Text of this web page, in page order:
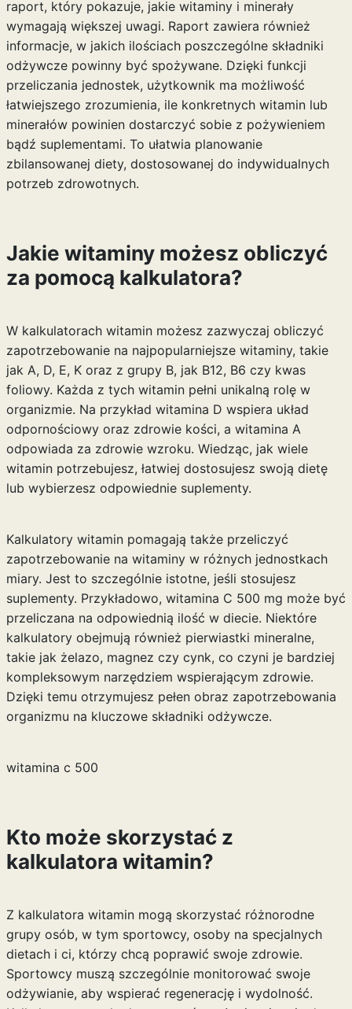
raport, który pokazuje, jakie witaminy i minerały
wymagają większej uwagi. Raport zawiera również
informacje, w jakich ilościach poszczególne składniki
odżywcze powinny być spożywane. Dzięki funkcji
przeliczania jednostek, użytkownik ma możliwość
łatwiejszego zrozumienia, ile konkretnych witamin lub
minerałów powinien dostarczyć sobie z pożywieniem
bądź suplementami. To ułatwia planowanie
zbilansowanej diety, dostosowanej do indywidualnych
potrzeb zdrowotnych.
Jakie witaminy możesz obliczyć
za pomocą kalkulatora?
W kalkulatorach witamin możesz zazwyczaj obliczyć
zapotrzebowanie na najpopularniejsze witaminy, takie
jak A, D, E, K oraz z grupy B, jak B12, B6 czy kwas
foliowy. Każda z tych witamin pełni unikalną rolę w
organizmie. Na przykład witamina D wspiera układ
odpornościowy oraz zdrowie kości, a witamina A
odpowiada za zdrowie wzroku. Wiedząc, jak wiele
witamin potrzebujesz, łatwiej dostosujesz swoją dietę
lub wybierzesz odpowiednie suplementy.
Kalkulatory witamin pomagają także przeliczyć
zapotrzebowanie na witaminy w różnych jednostkach
miary. Jest to szczególnie istotne, jeśli stosujesz
suplementy. Przykładowo, witamina C 500 mg może być
przeliczana na odpowiednią ilość w diecie. Niektóre
kalkulatory obejmują również pierwiastki mineralne,
takie jak żelazo, magnez czy cynk, co czyni je bardziej
kompleksowym narzędziem wspierającym zdrowie.
Dzięki temu otrzymujesz pełen obraz zapotrzebowania
organizmu na kluczowe składniki odżywcze.
witamina c 500
Kto może skorzystać z
kalkulatora witamin?
Z kalkulatora witamin mogą skorzystać różnorodne
grupy osób, w tym sportowcy, osoby na specjalnych
dietach i ci, którzy chcą poprawić swoje zdrowie.
Sportowcy muszą szczególnie monitorować swoje
odżywianie, aby wspierać regenerację i wydolność.